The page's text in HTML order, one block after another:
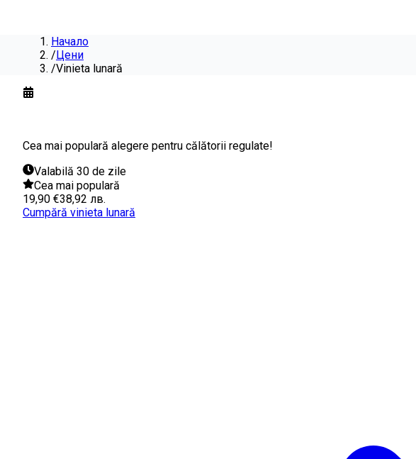
Начало
/Цени
/Vinieta lunară
Cea mai populară alegere pentru călătorii regulate!
Valabilă 30 de zile
Cea mai populară
19,90 €38,92 лв.
Cumpără vinieta lunară